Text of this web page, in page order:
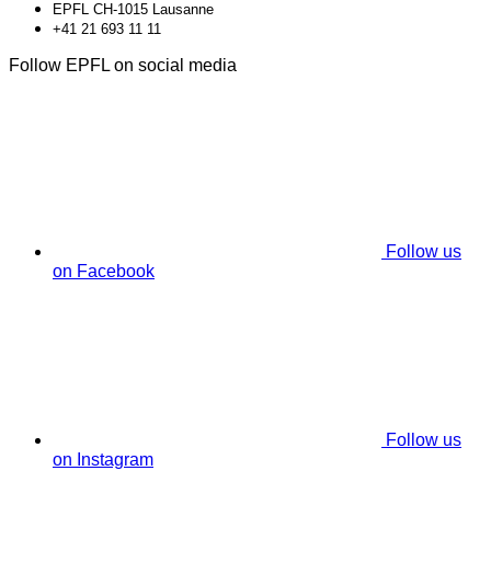
EPFL CH-1015 Lausanne
+41 21 693 11 11
Follow EPFL on social media
Follow us
on Facebook
Follow us
on Instagram